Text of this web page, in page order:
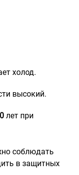
холод.
высокий.
лет при
соблюдать
в защитных